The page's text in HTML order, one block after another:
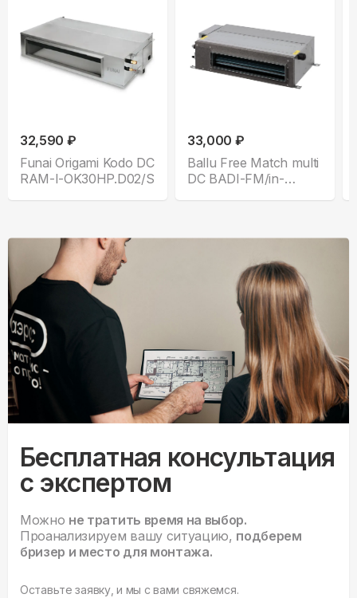
32,590 ₽
Funai Origami Kodo DC
RAM-I-OK30HP.D02/S
33,000 ₽
Ballu Free Match multi
DC BADI-FM/in-
Бесплатная консультация
с экспертом
Можно не тратить время на выбор.
Проанализируем вашу ситуацию, подберем
бризер и место для монтажа.
Оставьте заявку, и мы с вами свяжемся.